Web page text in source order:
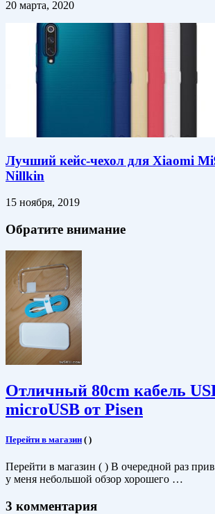
20 марта, 2020
Лучший кейс-чехол для Xiaomi
Nillkin
15 ноября, 2019
Обратите внимание
Отличный 80cm кабель
microUSB от Pisen
Перейти в магазин ( )
Перейти в магазин ( ) В очередной раз
у меня небольшой обзор хорошего …
3 комментария